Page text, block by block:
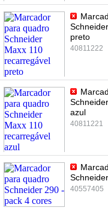
preto
40811222
azul
40811221
40557405